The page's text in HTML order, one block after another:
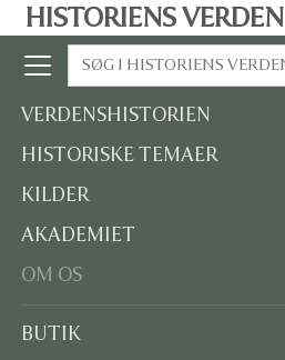
HISTORIENS VERDEN
VERDENSHISTORIEN
HISTORISKE TEMAER
KILDER
AKADEMIET
OM OS
BUTIK